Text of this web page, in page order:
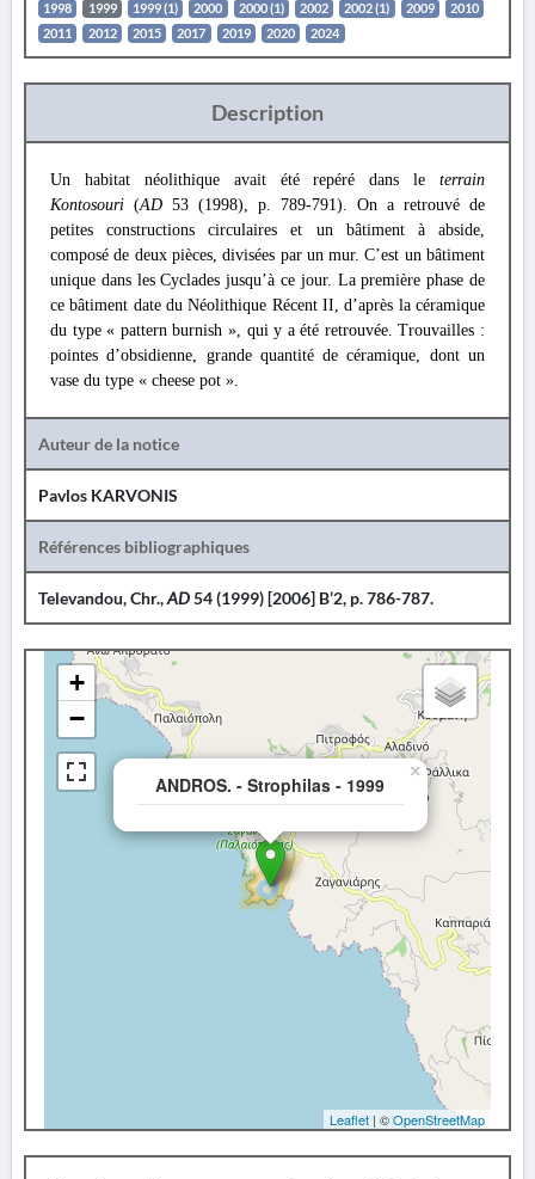
1998 1999 1999 (1) 2000 2000 (1) 2002 2002 (1) 2009
2010
2011
2012 2015 2017 2019 2020 2024
Description
Un habitat néolithique avait été repéré dans le terrain
Kontosouri (AD 53 (1998), p. 789-791). On a retrouvé de
petites constructions circulaires et un bâtiment à abside,
composé de deux pièces, divisées par un mur. C’est un bâtiment
unique dans les Cyclades jusqu’à ce jour. La première phase de
ce bâtiment date du Néolithique Récent II, d’après la céramique
du type « pattern burnish », qui y a été retrouvée. Trouvailles :
pointes d’obsidienne, grande quantité de céramique, dont un
vase du type « cheese pot ».
Auteur de la notice
Pavlos KARVONIS
Références bibliographiques
Televandou, Chr.,AD54 (1999) [2006] B’2, p. 786-787.
ANDROS. - Strophilas - 1999
×
+
−
Leaflet | ©OpenStreetMap